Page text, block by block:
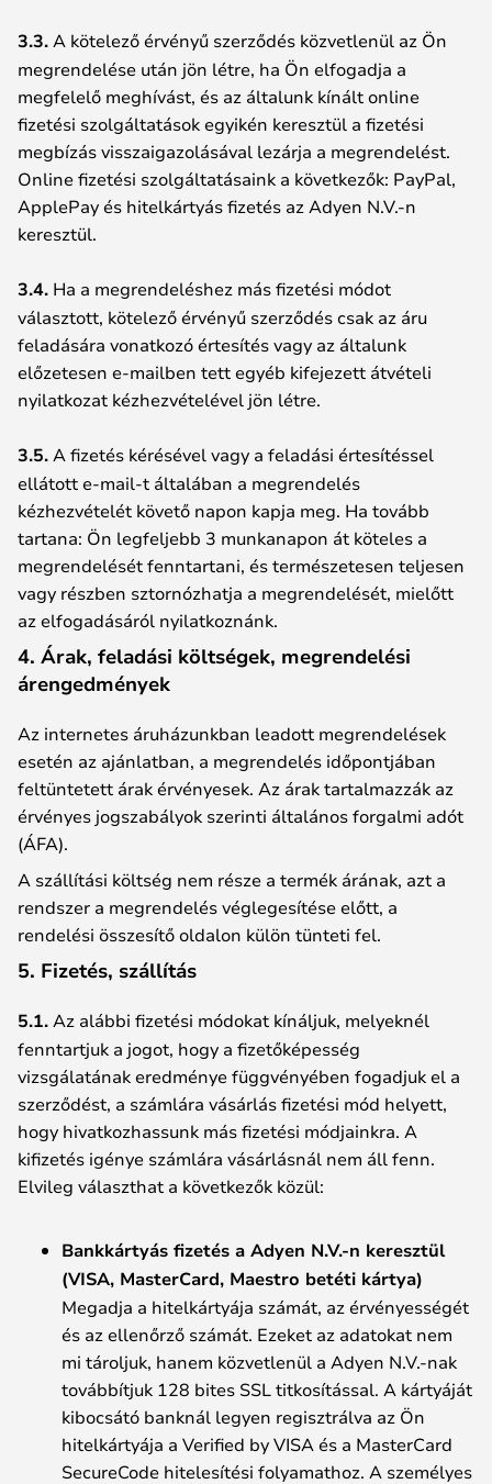
3.3. A kötelező érvényű szerződés közvetlenül az Ön
megrendelése után jön létre, ha Ön elfogadja a
megfelelő meghívást, és az általunk kínált online
fizetési szolgáltatások egyikén keresztül a fizetési
megbízás visszaigazolásával lezárja a megrendelést.
Online fizetési szolgáltatásaink a következők: PayPal,
ApplePay és hitelkártyás fizetés az Adyen N.V.-n
keresztül.
3.4. Ha a megrendeléshez más fizetési módot
választott, kötelező érvényű szerződés csak az áru
feladására vonatkozó értesítés vagy az általunk
előzetesen e-mailben tett egyéb kifejezett átvételi
nyilatkozat kézhezvételével jön létre.
3.5. A fizetés kérésével vagy a feladási értesítéssel
ellátott e-mail-t általában a megrendelés
kézhezvételét követő napon kapja meg. Ha tovább
tartana: Ön legfeljebb 3 munkanapon át köteles a
megrendelését fenntartani, és természetesen teljesen
vagy részben sztornózhatja a megrendelését, mielőtt
az elfogadásáról nyilatkoznánk.
4. Árak, feladási költségek, megrendelési
árengedmények
Az internetes áruházunkban leadott megrendelések
esetén az ajánlatban, a megrendelés időpontjában
feltüntetett árak érvényesek. Az árak tartalmazzák az
érvényes jogszabályok szerinti általános forgalmi adót
(ÁFA).
A szállítási költség nem része a termék árának, azt a
rendszer a megrendelés véglegesítése előtt, a
rendelési összesítő oldalon külön tünteti fel.
5. Fizetés, szállítás
5.1. Az alábbi fizetési módokat kínáljuk, melyeknél
fenntartjuk a jogot, hogy a fizetőképesség
vizsgálatának eredménye függvényében fogadjuk el a
szerződést, a számlára vásárlás fizetési mód helyett,
hogy hivatkozhassunk más fizetési módjainkra. A
kifizetés igénye számlára vásárlásnál nem áll fenn.
Elvileg választhat a következők közül:
Bankkártyás fizetés a Adyen N.V.-n keresztül
(VISA, MasterCard, Maestro betéti kártya)
Megadja a hitelkártyája számát, az érvényességét
és az ellenőrző számát. Ezeket az adatokat nem
mi tároljuk, hanem közvetlenül a Adyen N.V.-nak
továbbítjuk 128 bites SSL titkosítással. A kártyáját
kibocsátó banknál legyen regisztrálva az Ön
hitelkártyája a Verified by VISA és a MasterCard
SecureCode hitelesítési folyamathoz. A személyes